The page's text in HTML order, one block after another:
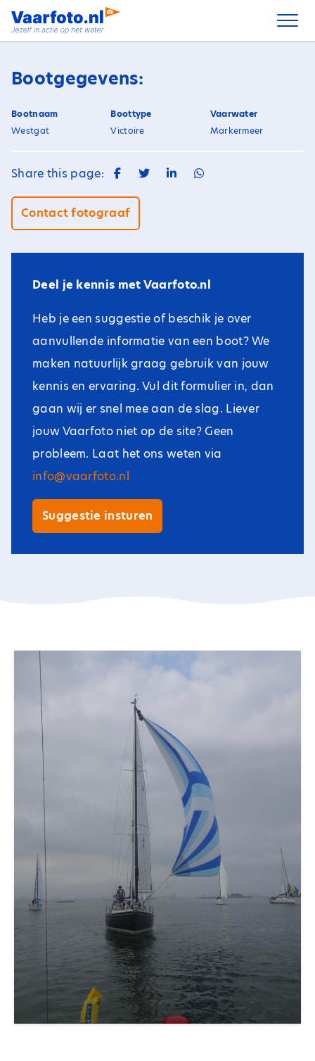
Spring
naar
Bootgegevens:
Bootnaam
Westgat
Boottype
Victoire
Vaarwater
Markermeer
Share this page:
Contact fotograaf
Deel je kennis met Vaarfoto.nl
Heb je een suggestie of beschik je over
aanvullende informatie van een boot? We
maken natuurlijk graag gebruik van jouw
kennis en ervaring. Vul dit formulier in, dan
gaan wij er snel mee aan de slag. Liever
jouw Vaarfoto niet op de site? Geen
probleem. Laat het ons weten via
info@vaarfoto.nl
Suggestie insturen